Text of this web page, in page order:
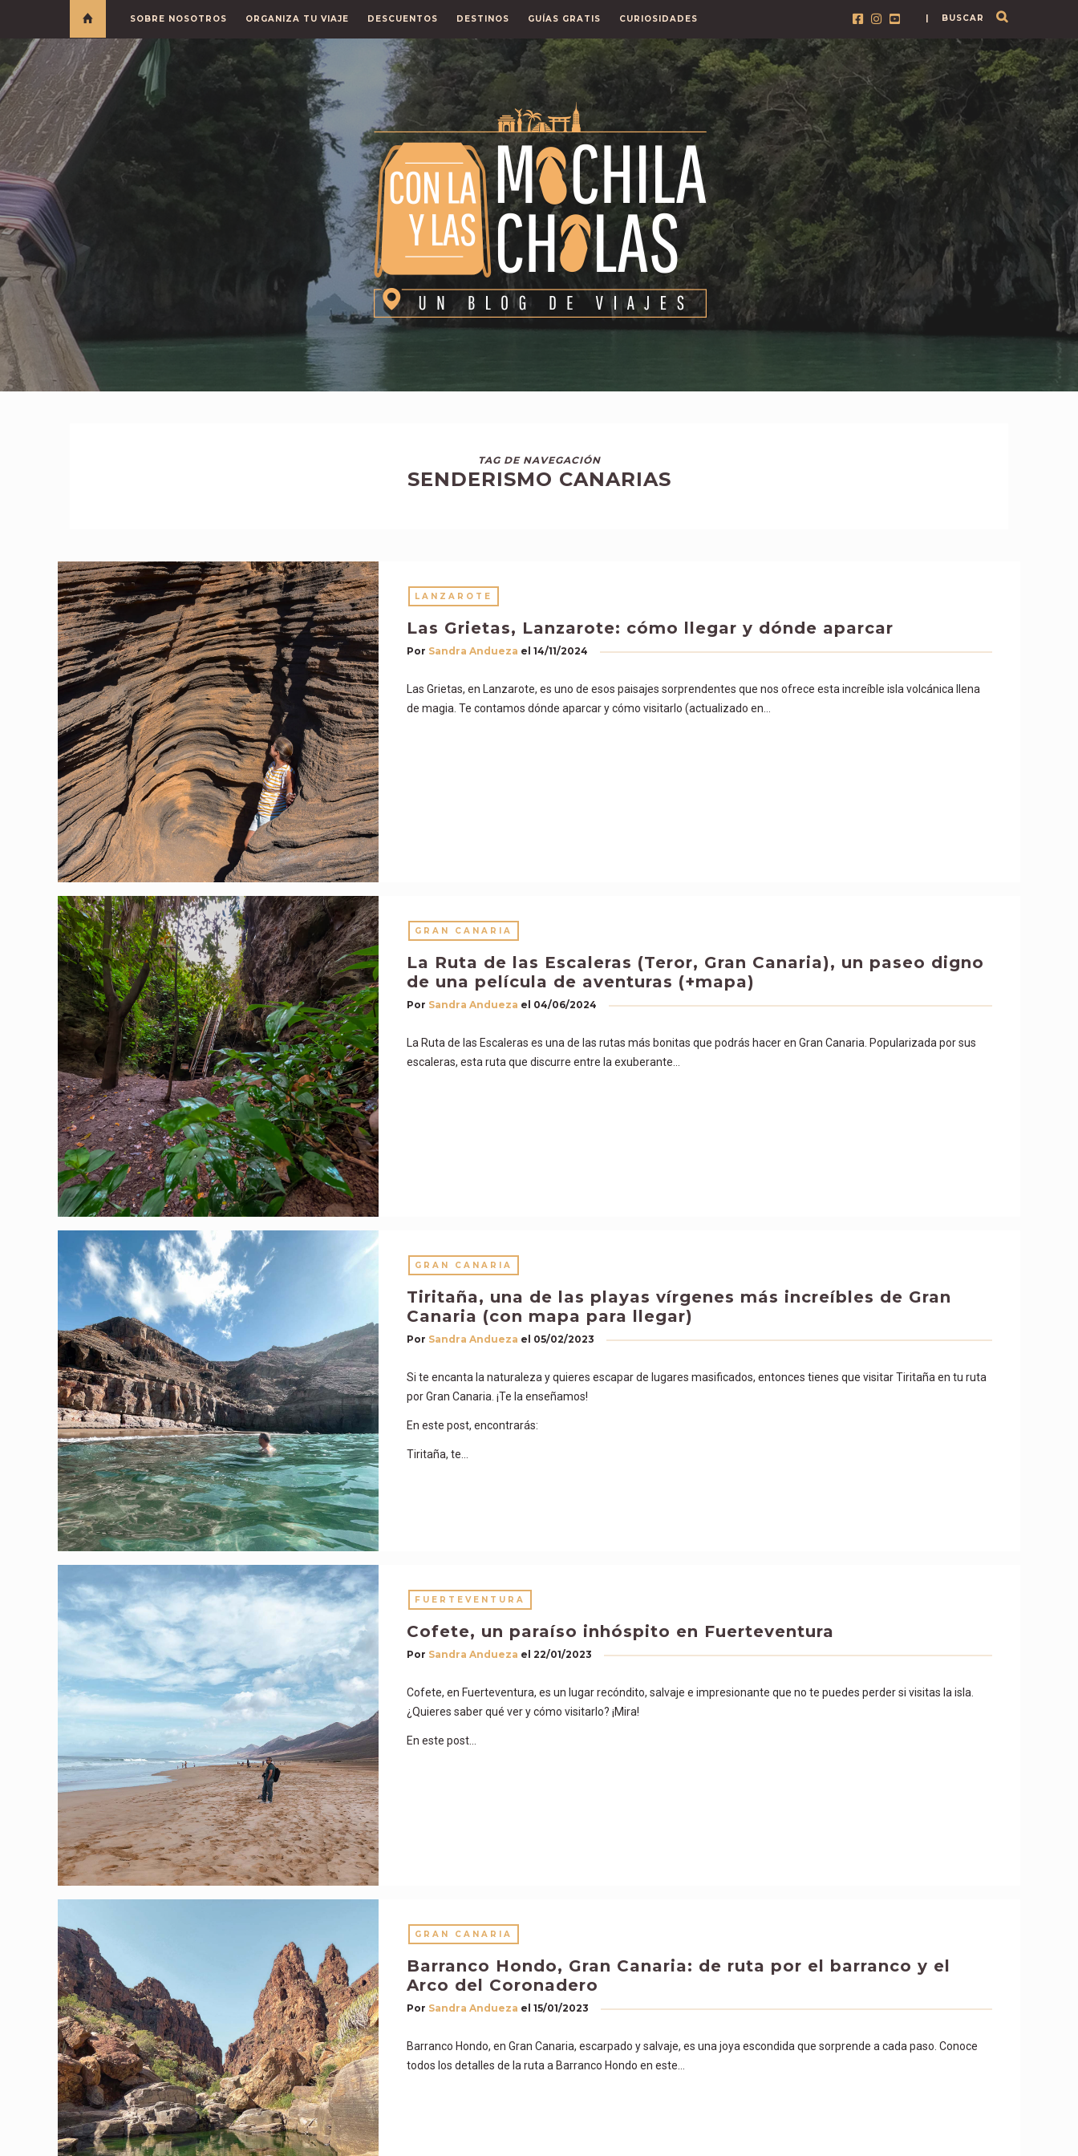
| BUSCAR
SOBRE NOSOTROS ORGANIZA TU VIAJE DESCUENTOS DESTINOS GUÍAS GRATIS CURIOSIDADES
TAG DE NAVEGACIÓN
SENDERISMO CANARIAS
LANZAROTE
Las Grietas, Lanzarote: cómo llegar y dónde aparcar
Por Sandra Andueza el 14/11/2024
Las Grietas, en Lanzarote, es uno de esos paisajes sorprendentes que nos ofrece esta increíble isla volcánica llena
de magia. Te contamos dónde aparcar y cómo visitarlo (actualizado en…
GRAN CANARIA
La Ruta de las Escaleras (Teror, Gran Canaria), un paseo digno
de una película de aventuras (+mapa)
Por Sandra Andueza el 04/06/2024
La Ruta de las Escaleras es una de las rutas más bonitas que podrás hacer en Gran Canaria. Popularizada por sus
escaleras, esta ruta que discurre entre la exuberante…
GRAN CANARIA
Tiritaña, una de las playas vírgenes más increíbles de Gran
Canaria (con mapa para llegar)
Por Sandra Andueza el 05/02/2023
Si te encanta la naturaleza y quieres escapar de lugares masificados, entonces tienes que visitar Tiritaña en tu ruta
por Gran Canaria. ¡Te la enseñamos!
En este post, encontrarás:
Tiritaña, te…
FUERTEVENTURA
Cofete, un paraíso inhóspito en Fuerteventura
Por Sandra Andueza el 22/01/2023
Cofete, en Fuerteventura, es un lugar recóndito, salvaje e impresionante que no te puedes perder si visitas la isla.
¿Quieres saber qué ver y cómo visitarlo? ¡Mira!
En este post…
GRAN CANARIA
Barranco Hondo, Gran Canaria: de ruta por el barranco y el
Arco del Coronadero
Por Sandra Andueza el 15/01/2023
Barranco Hondo, en Gran Canaria, escarpado y salvaje, es una joya escondida que sorprende a cada paso. Conoce
todos los detalles de la ruta a Barranco Hondo en este…